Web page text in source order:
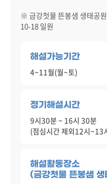
※ 금강첫물 뜬봉샘 생태공
10-18 일원
해설가능기간
4~11월(월~토)
정기해설시간
9시30분 ~ 16시 30분
(점심시간 제외12시~13
해설활동장소
(금강첫물 뜬봉샘